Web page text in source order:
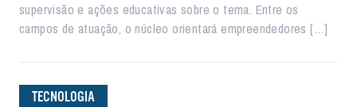
supervisão e ações educativas sobre o tema. Entre os
campos de atuação, o núcleo orientará empreendedores […]
TECNOLOGIA